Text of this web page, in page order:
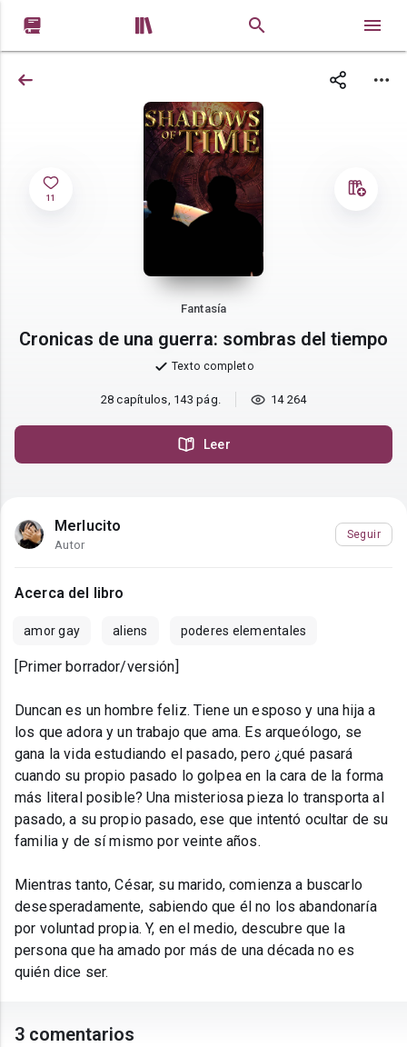
 
11
Fantasía
Cronicas de una guerra: sombras del tiempo
Texto completo
28 capítulos, 143 pág. 14 264
Leer
Merlucito
Autor
Seguir
Acerca del libro
amor gay aliens poderes elementales
[Primer borrador/versión]
Duncan es un hombre feliz. Tiene un esposo y una hija a
los que adora y un trabajo que ama. Es arqueólogo, se
gana la vida estudiando el pasado, pero ¿qué pasará
cuando su propio pasado lo golpea en la cara de la forma
más literal posible? Una misteriosa pieza lo transporta al
pasado, a su propio pasado, ese que intentó ocultar de su
familia y de sí mismo por veinte años.
Mientras tanto, César, su marido, comienza a buscarlo
desesperadamente, sabiendo que él no los abandonaría
por voluntad propia. Y, en el medio, descubre que la
persona que ha amado por más de una década no es
quién dice ser.
3 comentarios